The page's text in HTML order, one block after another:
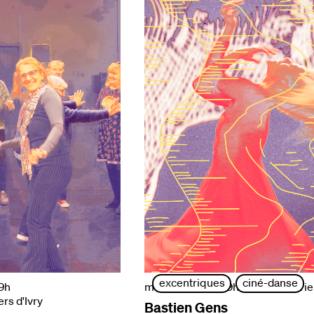
d'Ivry
excentriques ciné-danse
mardi 29 sept. | 19h | la briqueterie
Bastien Gens